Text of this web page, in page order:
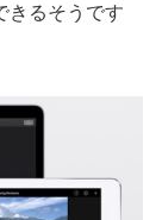
きるそうです